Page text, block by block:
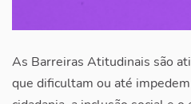
As Barreiras Atitudinais são
que dificultam ou até